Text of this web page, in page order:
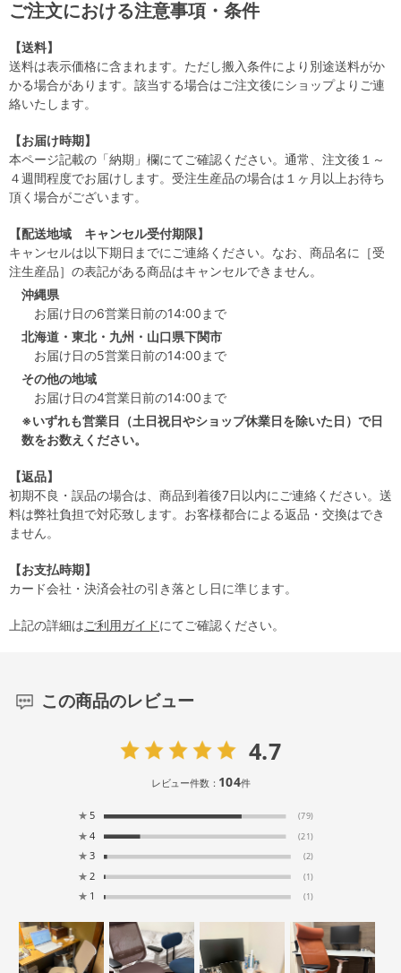
ご注文における注意事項・条件
【送料】
送料は表示価格に含まれます。ただし搬入条件により別途送料がか
かる場合があります。該当する場合はご注文後にショップよりご連
絡いたします。
【お届け時期】
本ページ記載の「納期」欄にてご確認ください。通常、注文後１～
４週間程度でお届けします。受注生産品の場合は１ヶ月以上お待ち
頂く場合がございます。
【配送地域 キャンセル受付期限】
キャンセルは以下期日までにご連絡ください。なお、商品名に［受
注生産品］の表記がある商品はキャンセルできません。
沖縄県
お届け日の6営業日前の14:00まで
北海道・東北・九州・山口県下関市
お届け日の5営業日前の14:00まで
その他の地域
お届け日の4営業日前の14:00まで
※いずれも営業日（土日祝日やショップ休業日を除いた日）で日
数をお数えください。
【返品】
初期不良・誤品の場合は、商品到着後7日以内にご連絡ください。送
料は弊社負担で対応致します。お客様都合による返品・交換はでき
ません。
【お支払時期】
カード会社・決済会社の引き落とし日に準じます。
上記の詳細はご利用ガイドにてご確認ください。
この商品のレビュー
4.7
レビュー件数： 104件
★ 5 (79)
★ 4 (21)
★ 3 (2)
★ 2 (1)
★ 1 (1)